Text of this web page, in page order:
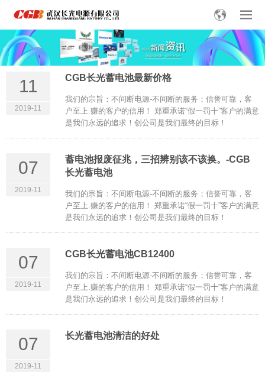
11
2019-11
CGB长光蓄电池最新价格
我们的宗旨：不间断电源-不间断的服务；信誉可靠，客
户至上.赚的客户的信用！ 郑重承诺“假一罚十”客户的满意
是我们永远的追求！创公司是我们最终的目标！
07
2019-11
蓄电池报废征兆，三招辨别该不该换。-CGB
长光蓄电池
我们的宗旨：不间断电源-不间断的服务；信誉可靠，客
户至上.赚的客户的信用！ 郑重承诺“假一罚十”客户的满意
是我们永远的追求！创公司是我们最终的目标！
07
2019-11
CGB长光蓄电池CB12400
我们的宗旨：不间断电源-不间断的服务；信誉可靠，客
户至上.赚的客户的信用！ 郑重承诺“假一罚十”客户的满意
是我们永远的追求！创公司是我们最终的目标！
07
2019-11
长光蓄电池清洁的好处